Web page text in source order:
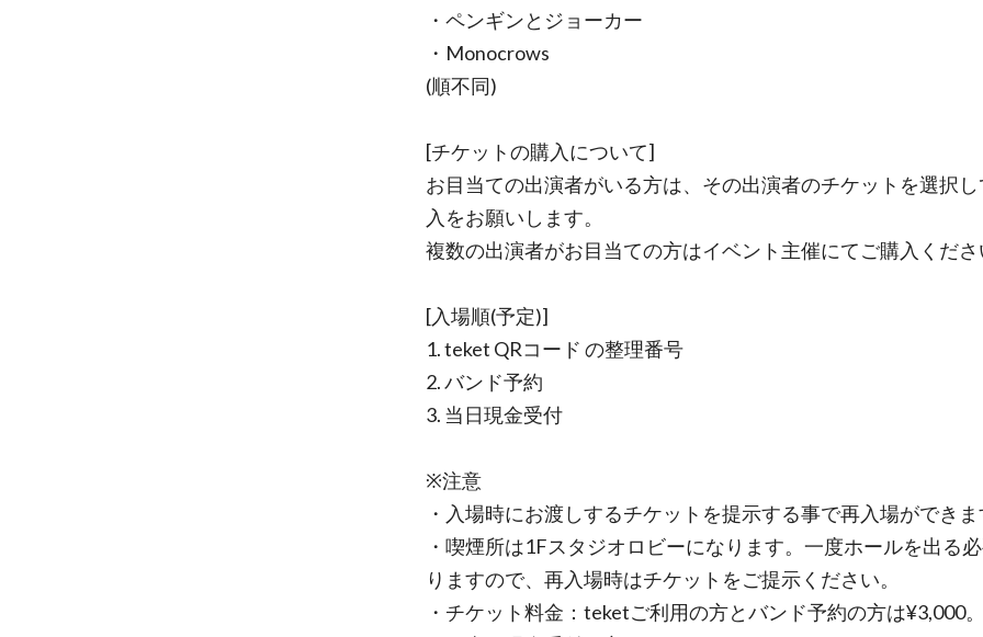
・ペンギンとジョーカー
・Monocrows
(順不同)
[チケットの購入について]
お目当ての出演者がいる方は、その出演者のチケットを選択
入をお願いします。
複数の出演者がお目当ての方はイベント主催にてご購入くださ
[入場順(予定)]
1. teket QRコード の整理番号
2. バンド予約
3. 当日現金受付
※注意
・入場時にお渡しするチケットを提示する事で再入場ができま
・喫煙所は1Fスタジオロビーになります。一度ホールを出る
りますので、再入場時はチケットをご提示ください。
・チケット料金：teketご利用の方とバンド予約の方は¥3,000